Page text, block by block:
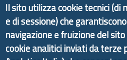
Il progetto Aree Interne
Il sito utilizza cookie tecnici (di
e di sessione) che
navigazione e fruizione del
cookie analitici inviati da terze